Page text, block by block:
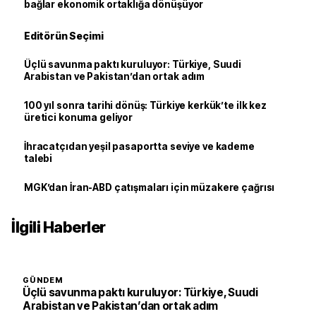
bağlar ekonomik ortaklığa dönüşüyor
Editörün Seçimi
Üçlü savunma paktı kuruluyor: Türkiye, Suudi
Arabistan ve Pakistan’dan ortak adım
100 yıl sonra tarihi dönüş: Türkiye kerkük’te ilk kez
üretici konuma geliyor
İhracatçıdan yeşil pasaportta seviye ve kademe
talebi
MGK’dan İran-ABD çatışmaları için müzakere çağrısı
İlgili Haberler
GÜNDEM
Üçlü savunma paktı kuruluyor: Türkiye, Suudi
Arabistan ve Pakistan’dan ortak adım